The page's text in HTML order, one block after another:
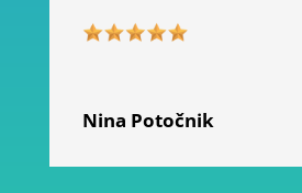
Nina Potočnik